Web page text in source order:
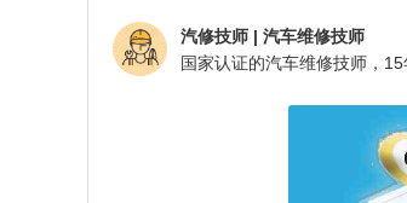
汽修技师 | 汽车维修技师